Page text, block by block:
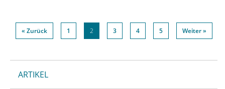
Friesen
über
« Zurück 1 2 3 4 5 Weiter »
ARTIKEL